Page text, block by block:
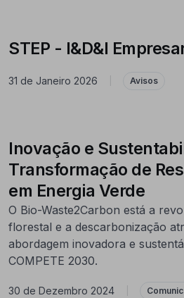
STEP - I&D&I
31 de Janeiro 2026 Avisos
Inovação e
Transformação de
em Energia Verde
O Bio-Waste2Carbon está a
florestal e a descarbonização
abordagem inovadora e
COMPETE 2030.
30 de Dezembro 2024